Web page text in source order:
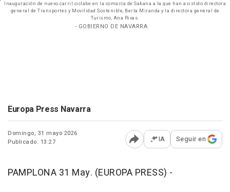
Inauguración de nuevo carril ciclabe en la comarca de Sakana a la que han asistido directora
general de Transportes y Movilidad Sostenible, Berta Miranda y la directora general de
Turismo, Ana Rivas.
- GOBIERNO DE NAVARRA
Europa Press Navarra
Domingo, 31 mayo 2026
Publicado: 13:27
Abrir opciones para
IA Seguir en
PAMPLONA 31 May. (EUROPA PRESS) -